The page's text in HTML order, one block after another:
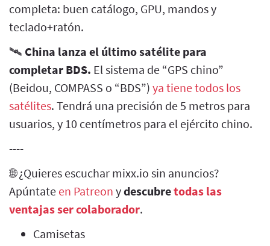
completa: buen catálogo, GPU, mandos y
teclado+ratón.
🛰 China lanza el último satélite para
completar BDS. El sistema de “GPS chino”
(Beidou, COMPASS o “BDS”) ya tiene todos los
satélites. Tendrá una precisión de 5 metros para
usuarios, y 10 centímetros para el ejército chino.
----
🌐 ¿Quieres escuchar mixx.io sin anuncios?
Apúntate en Patreon ydescubretodas las
ventajas ser colaborador.
Camisetas